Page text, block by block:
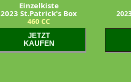
Einzelkiste
2023 St.Patrick's Box
460 CC
JETZT
KAUFEN